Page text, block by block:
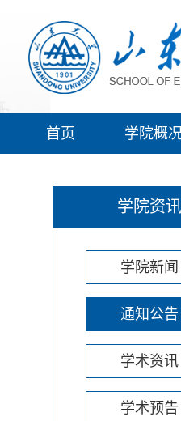
首页 学院概
学院资讯
学院新闻
通知公告
学术资讯
学术预告